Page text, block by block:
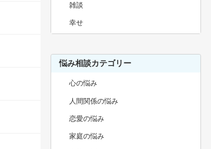
雑談
幸せ
悩み相談カテゴリー
心の悩み
人間関係の悩み
恋愛の悩み
家庭の悩み